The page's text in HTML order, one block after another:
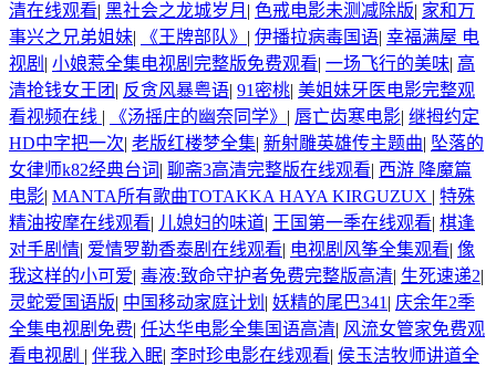
清在线观看| 黑社会之龙城岁月 | 色戒电影未测减除版| 家和万
事兴之兄弟姐妹| 《王牌部队》 | 伊播拉病毒国语| 幸福满屋 电
视剧 | 小娘惹全集电视剧完整版免费观看| 一场飞行的美味| 高
清抢钱女王团 | 反贪风暴粤语| 91密桃| 美姐妹牙医电影完整观
看视频在线 | 《汤摇庄的幽奈同学》 | 唇亡齿寒电影| 继拇约定
HD中字把一次| 老版红楼梦全集| 新射雕英雄传主题曲| 坠落的
女律师k82经典台词 | 聊斋3高清完整版在线观看| 西游 降魔篇
电影| MANTA所有歌曲TOTAKKA HAYA KIRGUZUX | 特殊
精油按摩在线观看| 儿媳妇的味道| 王国第一季在线观看| 棋逢
对手剧情| 爱情罗勒香泰剧在线观看| 电视剧风筝全集观看| 像
我这样的小可爱| 毒液:致命守护者免费完整版高清| 生死速递2|
灵蛇爱国语版| 中国移动家庭计划 | 妖精的尾巴341 | 庆余年2季
全集电视剧免费| 任达华电影全集国语高清| 风流女管家免费观
看电视剧 | 伴我入眠| 李时珍电影在线观看| 侯玉洁牧师讲道全